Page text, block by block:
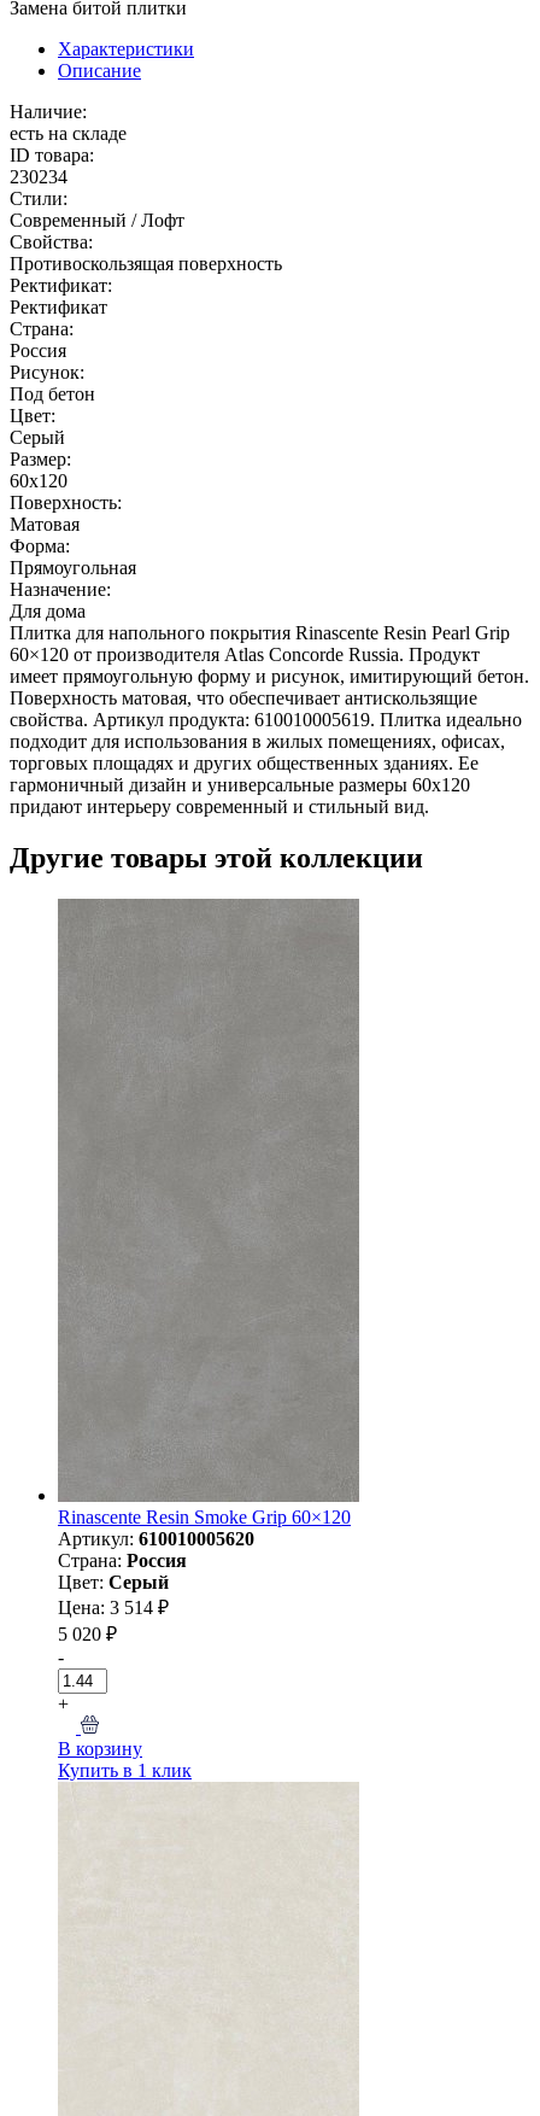
Замена битой плитки
Характеристики
Описание
Наличие:
есть на складе
ID товара:
230234
Стили:
Современный / Лофт
Свойства:
Противоскользящая поверхность
Ректификат:
Ректификат
Страна:
Россия
Рисунок:
Под бетон
Цвет:
Серый
Размер:
60x120
Поверхность:
Матовая
Форма:
Прямоугольная
Назначение:
Для дома
Плитка для напольного покрытия Rinascente Resin Pearl Grip
60×120 от производителя Atlas Concorde Russia. Продукт
имеет прямоугольную форму и рисунок, имитирующий бетон.
Поверхность матовая, что обеспечивает антискользящие
свойства. Артикул продукта: 610010005619. Плитка идеально
подходит для использования в жилых помещениях, офисах,
торговых площадях и других общественных зданиях. Ее
гармоничный дизайн и универсальные размеры 60x120
придают интерьеру современный и стильный вид.
Другие товары этой коллекции
Rinascente Resin Smoke Grip 60×120
Артикул: 610010005620
Страна: Россия
Цвет: Серый
Цена: 3 514 ₽
5 020 ₽
-
+
В корзину
Купить в 1 клик